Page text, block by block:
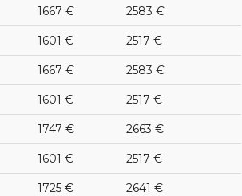
1667 € 2583 €
1601 € 2517 €
1667 € 2583 €
1601 € 2517 €
1747 € 2663 €
1601 € 2517 €
1725 € 2641 €